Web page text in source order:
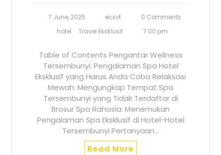
7 June, 2025 ecxvt
0 Comments
hotel
Travel Eksklusif 7:00 pm
Table of Contents Pengantar Wellness
Tersembunyi: Pengalaman Spa Hotel
Eksklusif yang Harus Anda Coba Relaksasi
Mewah: Mengungkap Tempat Spa
Tersembunyi yang Tidak Terdaftar di
Brosur Spa Rahasia: Menemukan
Pengalaman Spa Eksklusif di Hotel-Hotel
Tersembunyi Pertanyaan…
Read More